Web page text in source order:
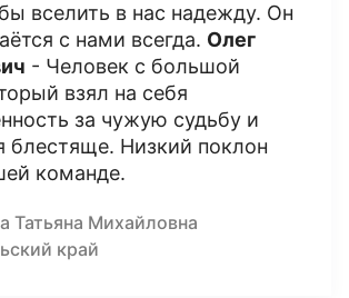
вселить в нас надежду. Он
с нами всегда. Олег
- Человек с большой
взял на себя
за чужую судьбу и
блестяще. Низкий поклон
команде.
Татьяна Михайловна
край